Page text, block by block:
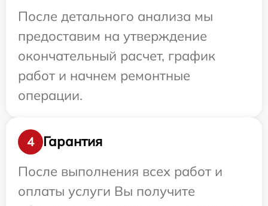
После детального анализа мы
предоставим на утверждение
окончательный расчет, график
работ и начнем ремонтные
операции.
4
Гарантия
После выполнения всех работ и
оплаты услуги Вы получите